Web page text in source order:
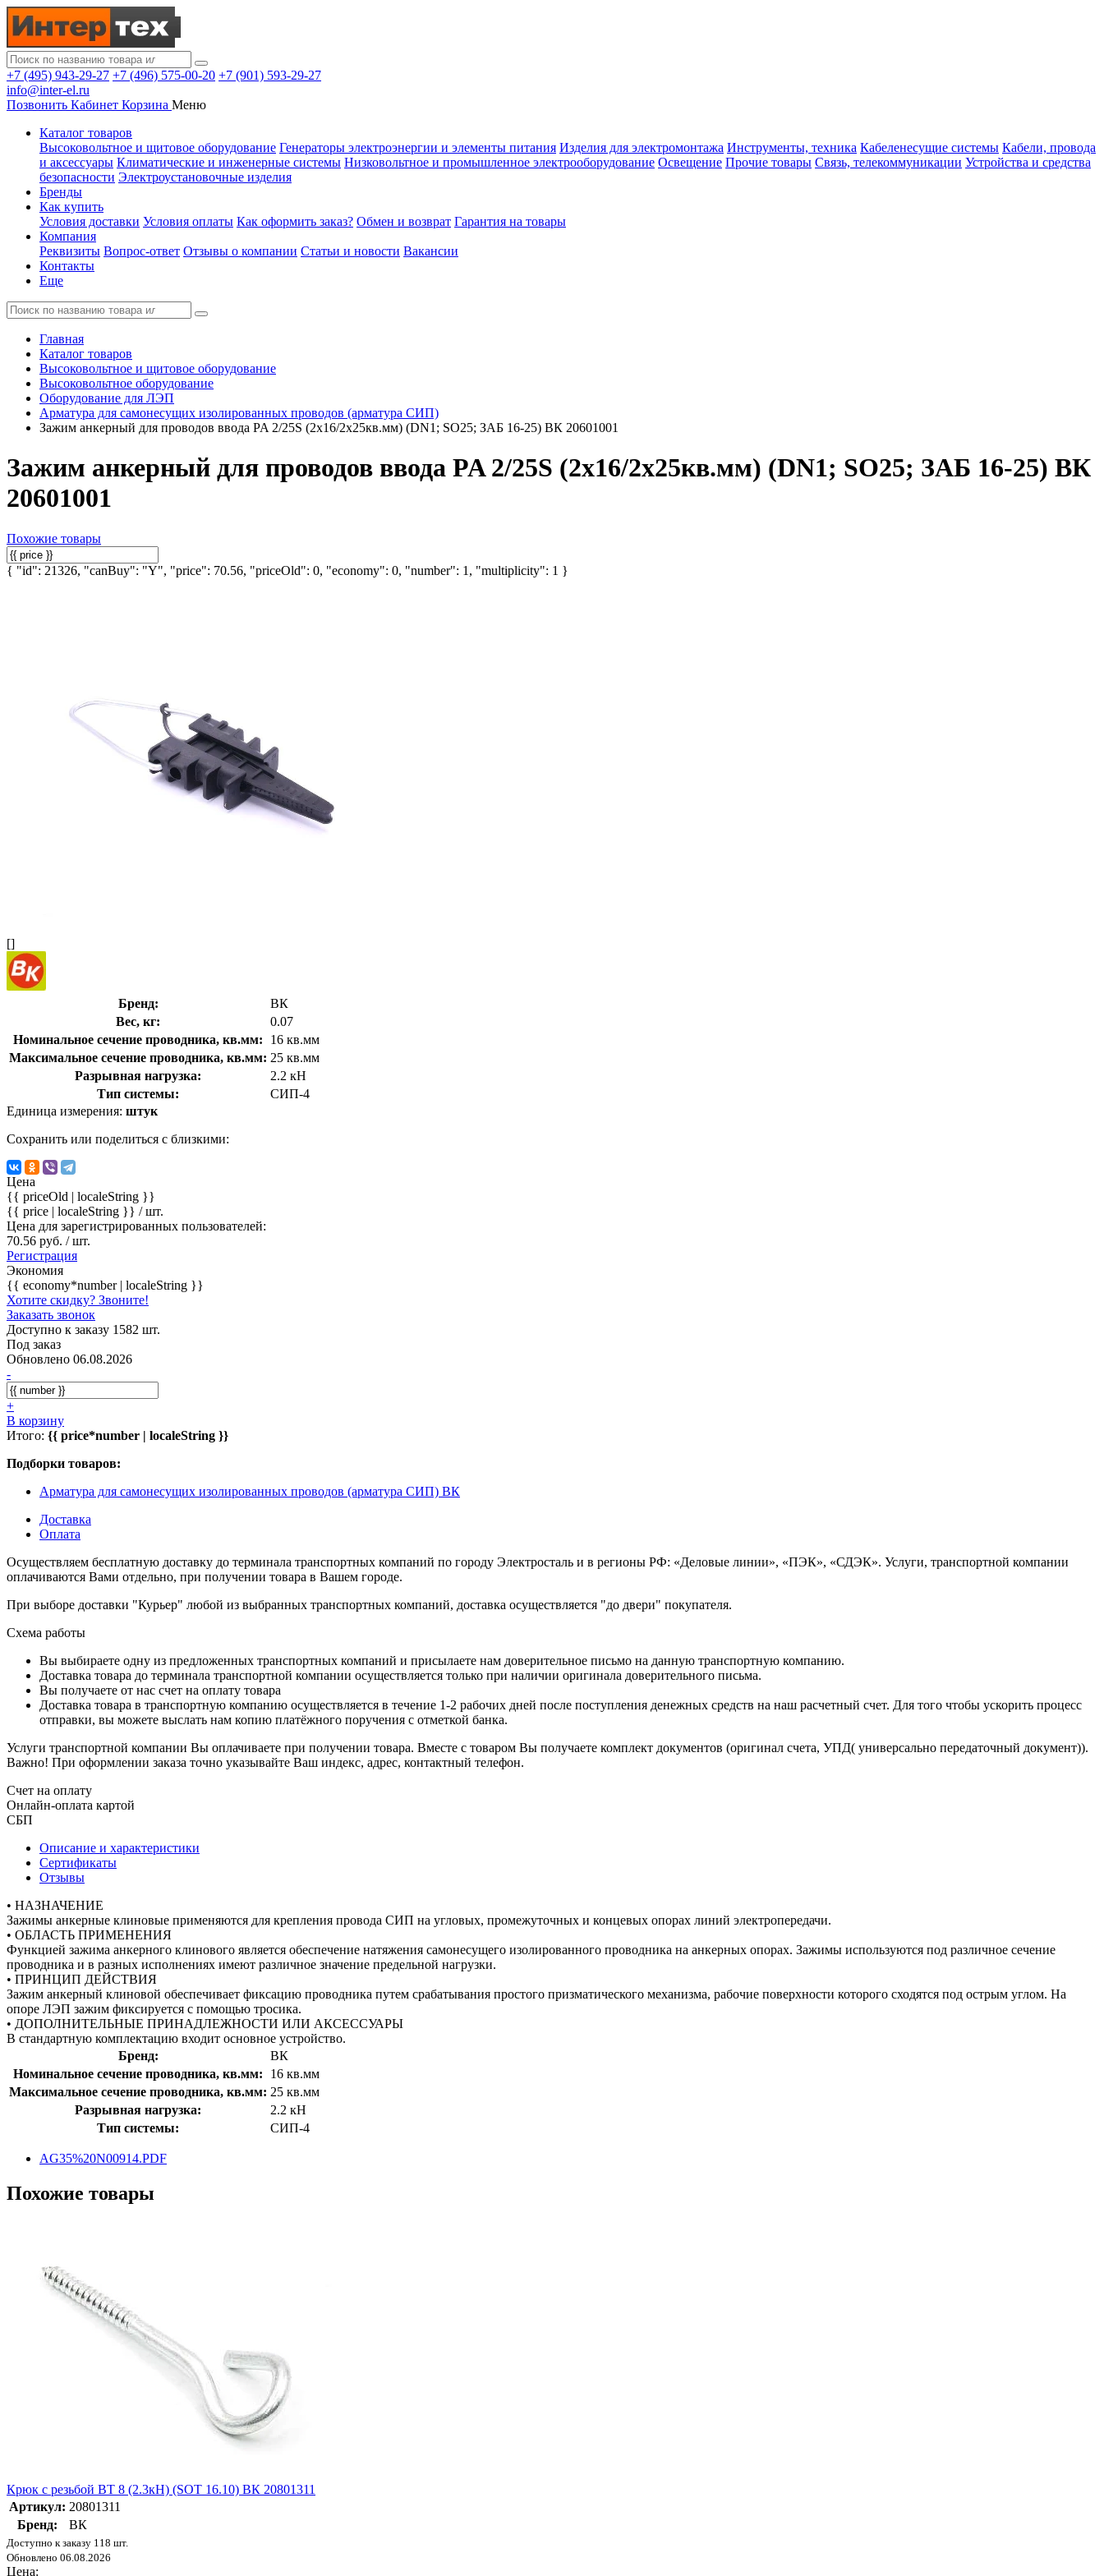
+7 (495) 943-29-27 +7 (496) 575-00-20 +7 (901) 593-29-27
info@inter-el.ru
Позвонить Кабинет Корзина Меню
Каталог товаров
Высоковольтное и щитовое оборудование Генераторы электроэнергии и элементы питания Изделия для электромонтажа Инструменты, техника Кабеленесущие системы Кабели, провода
и аксессуары Климатические и инженерные системы Низковольтное и промышленное электрооборудование Освещение Прочие товары Связь, телекоммуникации Устройства и средства
безопасности Электроустановочные изделия
Бренды
Как купить
Условия доставки Условия оплаты Как оформить заказ? Обмен и возврат Гарантия на товары
Компания
Реквизиты Вопрос-ответ Отзывы о компании Статьи и новости Вакансии
Контакты
Еще
Главная
Каталог товаров
Высоковольтное и щитовое оборудование
Высоковольтное оборудование
Оборудование для ЛЭП
Арматура для самонесущих изолированных проводов (арматура СИП)
Зажим анкерный для проводов ввода PA 2/25S (2х16/2х25кв.мм) (DN1; SO25; ЗАБ 16-25) ВК 20601001
Зажим анкерный для проводов ввода PA 2/25S (2х16/2х25кв.мм) (DN1; SO25; ЗАБ 16-25) ВК
20601001
Похожие товары
{ "id": 21326, "canBuy": "Y", "price": 70.56, "priceOld": 0, "economy": 0, "number": 1, "multiplicity": 1 }
[]
Бренд:
ВК
Вес, кг:
0.07
Номинальное сечение проводника, кв.мм:
16 кв.мм
Максимальное сечение проводника, кв.мм: 25 кв.мм
Разрывная нагрузка:
2.2 кН
Тип системы:
СИП-4
Единица измерения: штук
Сохранить или поделиться с близкими:
Цена
{{ priceOld | localeString }}
{{ price | localeString }} / шт.
Цена для зарегистрированных пользователей:
70.56 руб. / шт.
Регистрация
Экономия
{{ economy*number | localeString }}
Хотите скидку? Звоните!
Заказать звонок
Доступно к заказу 1582 шт.
Под заказ
Обновлено 06.08.2026
-
+
В корзину
Итого: {{ price*number | localeString }}
Подборки товаров:
Арматура для самонесущих изолированных проводов (арматура СИП) ВК
Доставка
Оплата
Осуществляем бесплатную доставку до терминала транспортных компаний по городу Электросталь и в регионы РФ: «Деловые линии», «ПЭК», «СДЭК». Услуги, транспортной компании
оплачиваются Вами отдельно, при получении товара в Вашем городе.
При выборе доставки "Курьер" любой из выбранных транспортных компаний, доставка осуществляется "до двери" покупателя.
Схема работы
Вы выбираете одну из предложенных транспортных компаний и присылаете нам доверительное письмо на данную транспортную компанию.
Доставка товара до терминала транспортной компании осуществляется только при наличии оригинала доверительного письма.
Вы получаете от нас счет на оплату товара
Доставка товара в транспортную компанию осуществляется в течение 1-2 рабочих дней после поступления денежных средств на наш расчетный счет. Для того чтобы ускорить процесс
отправки, вы можете выслать нам копию платёжного поручения с отметкой банка.
Услуги транспортной компании Вы оплачиваете при получении товара. Вместе с товаром Вы получаете комплект документов (оригинал счета, УПД( универсально передаточный документ)).
Важно! При оформлении заказа точно указывайте Ваш индекс, адрес, контактный телефон.
Счет на оплату
Онлайн-оплата картой
СБП
Описание и характеристики
Сертификаты
Отзывы
• НАЗНАЧЕНИЕ
Зажимы анкерные клиновые применяются для крепления провода СИП на угловых, промежуточных и концевых опорах линий электропередачи.
• ОБЛАСТЬ ПРИМЕНЕНИЯ
Функцией зажима анкерного клинового является обеспечение натяжения самонесущего изолированного проводника на анкерных опорах. Зажимы используются под различное сечение
проводника и в разных исполнениях имеют различное значение предельной нагрузки.
• ПРИНЦИП ДЕЙСТВИЯ
Зажим анкерный клиновой обеспечивает фиксацию проводника путем срабатывания простого призматического механизма, рабочие поверхности которого сходятся под острым углом. На
опоре ЛЭП зажим фиксируется с помощью тросика.
• ДОПОЛНИТЕЛЬНЫЕ ПРИНАДЛЕЖНОСТИ ИЛИ АКСЕССУАРЫ
В стандартную комплектацию входит основное устройство.
Бренд:
ВК
Номинальное сечение проводника, кв.мм:
16 кв.мм
Максимальное сечение проводника, кв.мм: 25 кв.мм
Разрывная нагрузка:
2.2 кН
Тип системы:
СИП-4
AG35%20N00914.PDF
Похожие товары
Крюк с резьбой BT 8 (2.3кН) (SOT 16.10) ВК 20801311
Артикул: 20801311
Бренд:
ВК
Доступно к заказу 118 шт.
Обновлено 06.08.2026
Цена: